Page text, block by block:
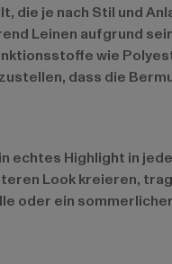
die je nach Stil und
Leinen aufgrund
wie
dass die
echtes Highlight in
Look kreieren,
oder ein